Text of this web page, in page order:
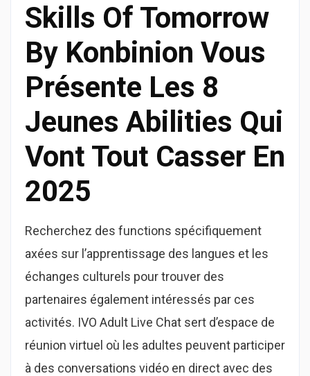
Skills Of Tomorrow
By Konbinion Vous
Présente Les 8
Jeunes Abilities Qui
Vont Tout Casser En
2025
Recherchez des functions spécifiquement
axées sur l’apprentissage des langues et les
échanges culturels pour trouver des
partenaires également intéressés par ces
activités. IVO Adult Live Chat sert d’espace de
réunion virtuel où les adultes peuvent participer
à des conversations vidéo en direct avec des